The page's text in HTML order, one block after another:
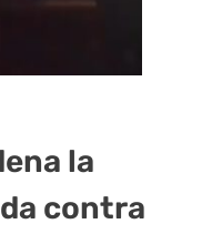
la
contra